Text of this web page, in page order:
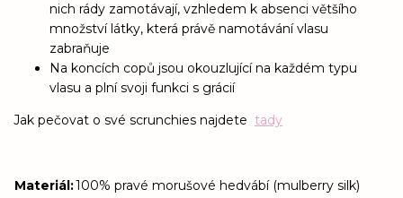
nich rády zamotávají, vzhledem k absenci většího
množství látky, která právě namotávání vlasu
zabraňuje
Na koncích copů jsou okouzlující na každém typu
vlasu a plní svoji funkci s grácií
Jak pečovat o své scrunchies najdete tady
Materiál :100% pravé morušové hedvábí (mulberry silk)